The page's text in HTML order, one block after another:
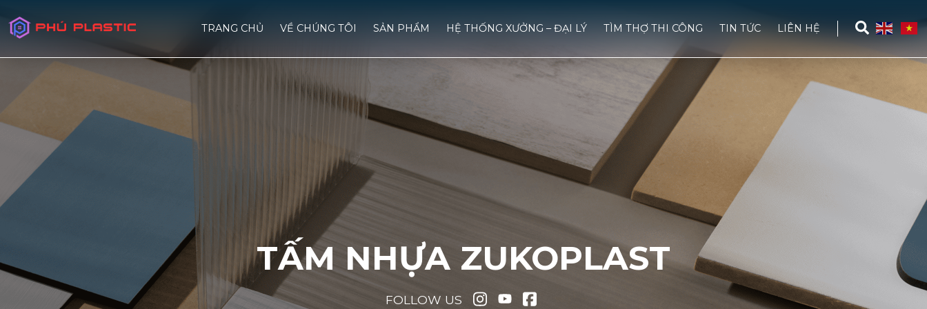
TRANG CHỦ VỀ CHÚNG TÔI SẢN PHẨM HỆ THỐNG XƯỞNG – ĐẠI LÝ TÌM THỢ THI CÔNG TIN TỨC LIÊN HỆ
TẤM NHỰA ZUKOPLAST
FOLLOW US